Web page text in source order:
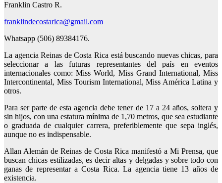
Franklin Castro R.
franklindecostarica@gmail.com
Whatsapp (506) 89384176.
La agencia Reinas de Costa Rica está buscando nuevas chicas, para
seleccionar a las futuras representantes del país en eventos
internacionales como: Miss World, Miss Grand International, Miss
Intercontinental, Miss Tourism International, Miss América Latina y
otros.
Para ser parte de esta agencia debe tener de 17 a 24 años, soltera y
sin hijos, con una estatura mínima de 1,70 metros, que sea estudiante
o graduada de cualquier carrera, preferiblemente que sepa inglés,
aunque no es indispensable.
Allan Alemán de Reinas de Costa Rica manifestó a Mi Prensa, que
buscan chicas estilizadas, es decir altas y delgadas y sobre todo con
ganas de representar a Costa Rica. La agencia tiene 13 años de
existencia.